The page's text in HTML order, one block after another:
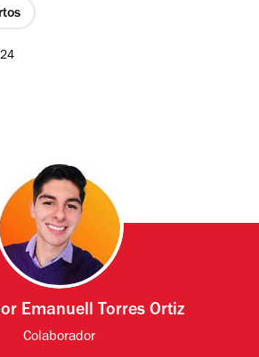
Emanuell Torres Ortiz
Colaborador